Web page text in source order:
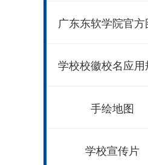
广东东软学院官
学校校徽校名应
手绘地图
学校宣传片